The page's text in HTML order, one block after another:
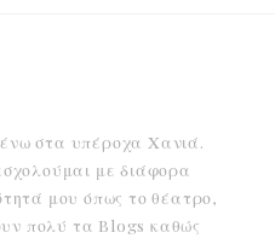
στα υπέροχα Χανιά.
με διάφορα
μου όπως το θέατρο,
πολύ τα Blogs καθώς